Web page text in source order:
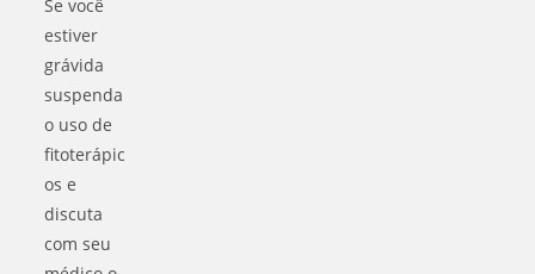
Se você
estiver
grávida
suspenda
o uso de
fitoterápic
os e
discuta
com seu